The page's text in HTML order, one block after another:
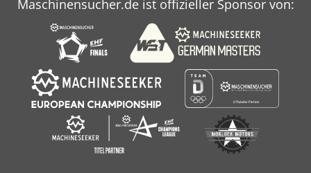
Maschinensucher.de ist offizieller Sponsor von: